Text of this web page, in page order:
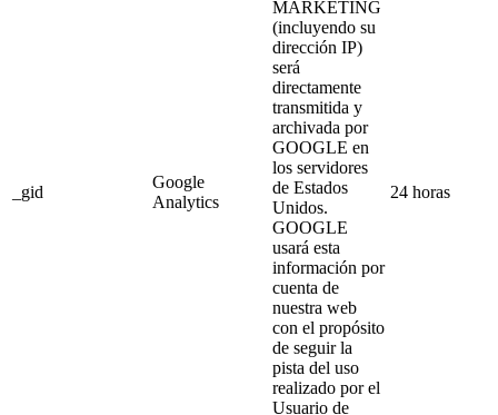
MARKETING
(incluyendo su
dirección IP)
será
directamente
transmitida y
archivada por
GOOGLE en
los servidores
de Estados
Unidos.
GOOGLE
usará esta
información por
cuenta de
nuestra web
con el propósito
de seguir la
pista del uso
realizado por el
Usuario de
_gid
Google
Analytics
24 horas